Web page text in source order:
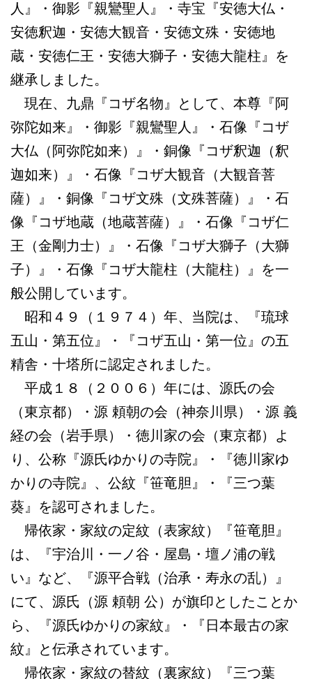
人』・御影『親鸞聖人』・寺宝『安徳大仏・
安徳釈迦・安徳大観音・安徳文殊・安徳地
蔵・安徳仁王・安徳大獅子・安徳大龍柱』を
継承しました。
現在、九鼎『コザ名物』として、本尊『阿
弥陀如来』・御影『親鸞聖人』・石像『コザ
大仏（阿弥陀如来）』・銅像『コザ釈迦（釈
迦如来）』・石像『コザ大観音（大観音菩
薩）』・銅像『コザ文殊（文殊菩薩）』・石
像『コザ地蔵（地蔵菩薩）』・石像『コザ仁
王（金剛力士）』・石像『コザ大獅子（大獅
子）』・石像『コザ大龍柱（大龍柱）』を一
般公開しています。
昭和４９（１９７４）年、当院は、『琉球
五山・第五位』・『コザ五山・第一位』の五
精舎・十塔所に認定されました。
平成１８（２００６）年には、源氏の会
（東京都）・源 頼朝の会（神奈川県）・源 義
経の会（岩手県）・徳川家の会（東京都）よ
り、公称『源氏ゆかりの寺院』・『徳川家ゆ
かりの寺院』、公紋『笹竜胆』・『三つ葉
葵』を認可されました。
帰依家・家紋の定紋（表家紋）『笹竜胆』
は、『宇治川・一ノ谷・屋島・壇ノ浦の戦
い』など、『源平合戦（治承・寿永の乱）』
にて、源氏（源 頼朝 公）が旗印としたことか
ら、『源氏ゆかりの家紋』・『日本最古の家
紋』と伝承されています。
帰依家・家紋の替紋（裏家紋）『三つ葉